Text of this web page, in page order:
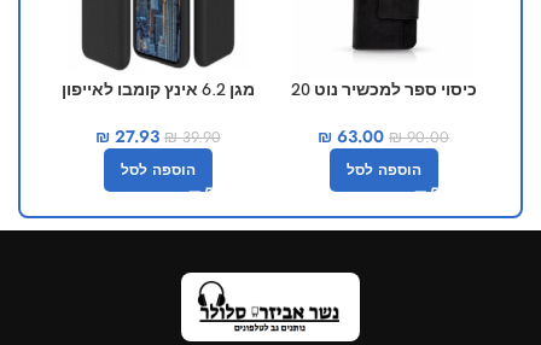
כיסוי ספר למכשיר נוט 20
₪90.00
₪ 63.00
הוספה לסל
מגן 6.2 אינץ קומבו לאייפון
₪39.90
₪27.93
הוספה לסל